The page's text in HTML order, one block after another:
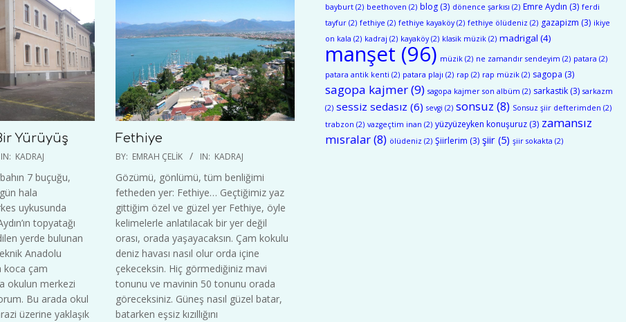
Yürüyüş
IN: KADRAJ
7 buçuğu,
hala
uykusunda
topyatağı
yerde bulunan
Anadolu
koca çam
okulun merkezi
Bu arada okul
üzerine yaklaşık
Fethiye
2022-
18
BY: EMRAH ÇELIK IN: KADRAJ
Gözümü, gönlümü, tüm benliğimi
fetheden yer: Fethiye… Geçtiğimiz yaz
gittiğim özel ve güzel yer Fethiye, öyle
kelimelerle anlatılacak bir yer değil
orası, orada yaşayacaksın. Çam kokulu
deniz havası nasıl olur orda içine
çekeceksin. Hiç görmediğiniz mavi
tonunu ve mavinin 50 tonunu orada
göreceksiniz. Güneş nasıl güzel batar,
batarken eşsiz kızıllığını
bayburt (2) beethoven (2) blog (3) dönence şarkısı (2) Emre Aydın (3) ferdi
tayfur (2) fethiye (2) fethiye kayaköy(2) fethiye ölüdeniz (2) gazapizm (3) ikiye
on kala (2) kadraj (2) kayaköy(2) klasik müzik (2) madrigal (4)
manşet (96) müzik (2) ne zamandır sendeyim (2) patara (2)
patara antik kenti (2) patara plajı (2) rap (2) rap müzik (2) sagopa (3)
sagopa kajmer(9) sagopa kajmer son albüm (2) sarkastik (3) sarkazm
(2) sessiz sedasız (6) sevgi (2) sonsuz (8) Sonsuz şiir defterimden (2)
trabzon (2) vazgeçtim inan (2) yüzyüzeyken konuşuruz (3) zamansız
mısralar(8) ölüdeniz (2) Şiirlerim (3) şiir (5) şiir sokakta (2)